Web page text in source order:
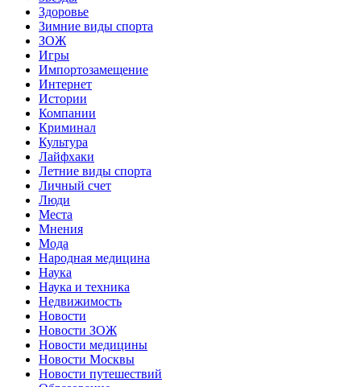
Здоровье
Зимние виды спорта
ЗОЖ
Игры
Импортозамещение
Интернет
Истории
Компании
Криминал
Культура
Лайфхаки
Летние виды спорта
Личный счет
Люди
Места
Мнения
Мода
Народная медицина
Наука
Наука и техника
Недвижимость
Новости
Новости ЗОЖ
Новости медицины
Новости Москвы
Новости путешествий